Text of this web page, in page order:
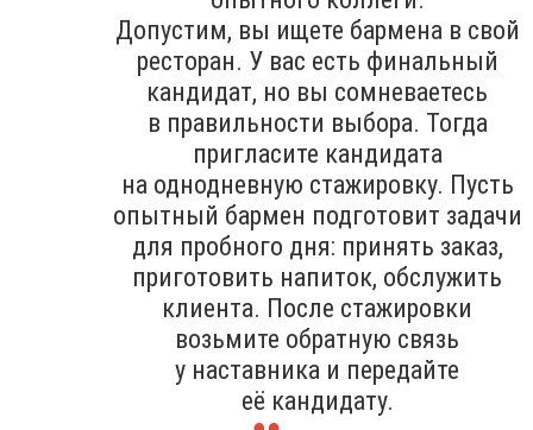
Допустим, вы ищете бармена в свой
ресторан. У вас есть финальный
кандидат, но вы сомневаетесь
в правильности выбора. Тогда
пригласите кандидата
на однодневную стажировку. Пусть
опытный бармен подготовит задачи
для пробного дня: принять заказ,
приготовить напиток, обслужить
клиента. После стажировки
возьмите обратную связь
у наставника и передайте
её кандидату.